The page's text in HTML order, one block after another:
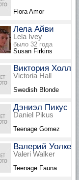
Flora Amor
Лела Айви
Lela Ivey
было 32 года
Susan Firkins
Виктория Холл
Victoria Hall
Swedish Blonde
Дэниэл Пикус
Daniel Pikus
Teenage Gomez
Валерий Уолкер
Valeri Walker
Teenage Fauna